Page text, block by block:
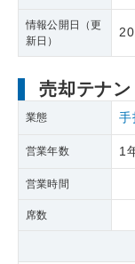
情報公開日（更
新日）
売却テナ
業態 手
営業年数 1
営業時間
席数